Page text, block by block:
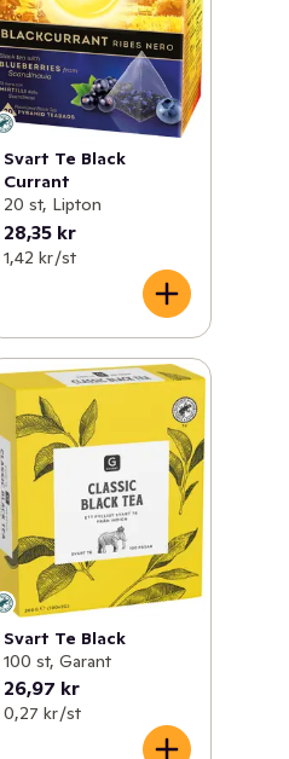
Svart Te Black
Currant
20 st, Lipton
28,35 kr
1,42 kr /st
Svart Te Black
100 st, Garant
26,97 kr
0,27 kr /st